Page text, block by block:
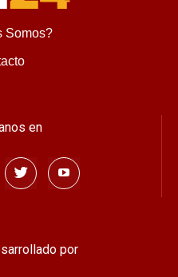
Somos?
en
por